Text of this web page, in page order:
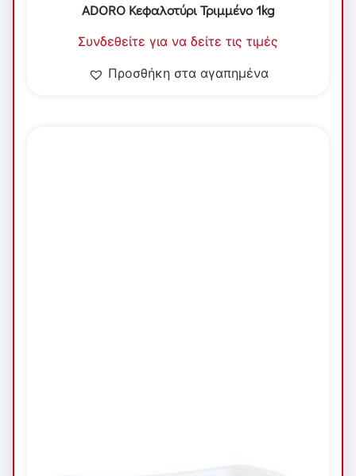
ADORO Κεφαλοτύρι Τριμμένο 1kg
Συνδεθείτε για να δείτε τις τιμές
Προσθήκη στα αγαπημένα